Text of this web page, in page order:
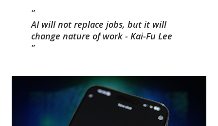
AI will not replace jobs, but it will
change nature of work - Kai-Fu Lee